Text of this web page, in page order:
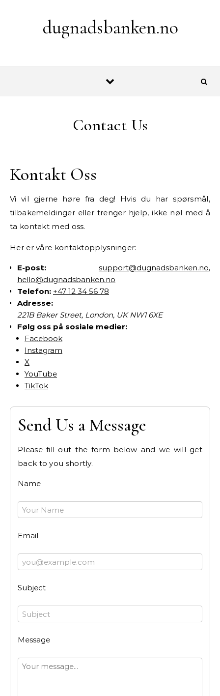
dugnadsbanken.no
Contact Us
Kontakt Oss
Vi vil gjerne høre fra deg! Hvis du har spørsmål,
tilbakemeldinger eller trenger hjelp, ikke nøl med å
ta kontakt med oss.
Her er våre kontaktopplysninger:
E-post: support@dugnadsbanken.no,
hello@dugnadsbanken.no
Telefon: +47 12 34 56 78
Adresse:
221B Baker Street, London, UK NW1 6XE
Følg oss på sosiale medier:
Facebook
Instagram
X
YouTube
TikTok
Send Us a Message
Please fill out the form below and we will get
back to you shortly.
Name
Email
Subject
Message